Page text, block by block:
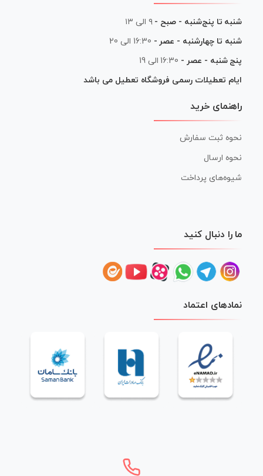
شنبه تا پنج‌شنبه - صبح - ۹ الی ۱۳
شنبه تا چهارشنبه - عصر - 16:30 الی 20
پنج شنبه - عصر - 16:30 الی 19
ایام تعطیلات رسمی فروشگاه تعطیل می باشد
راهنمای خرید
نحوه ثبت سفارش
نحوه ارسال
شیوه‌های پرداخت
ما را دنبال کنید
نمادهای اعتماد